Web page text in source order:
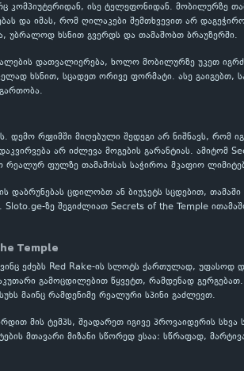
კომპიუტერიდან, ისე ტელეფონიდან. მობილურზე
და იმას, რომ ღილაკები შემთხვევით არ
უბრალოდ ხსნით გვერდს და თამაშობთ ბრაუზერში.
დათვალიერება, ხოლო მობილურზე უკეთ
ხსნით, სცადეთ ორივე ფორმატი. ასე გაიგებთ,
დემო რეჟიმში მიღებული შედეგი არ ნიშნავს,
არ იძლევა მოგების გარანტიას. ამიტომ
ფულზე თამაშისას საჭიროა მკაფიო
ცდილობთ ან ბიუჯეტს სცდებით, თამაში
ზე შეგიძლიათ Secrets of the Temple
Temple
ეძებს Red Rake-ის სლოტს ქართულად,
გამოცდილებით წყვეტთ, რამდენად
მაინც რამდენიმე რეალური სპინი გაძლევთ.
მის ტემპს, შეადარეთ იგივე პროვაიდერის
მთავარი მიზანი სწორედ ესაა: სწრაფად,